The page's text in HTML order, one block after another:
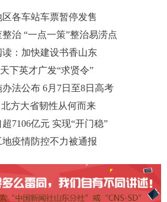
各车站车票暂停发售
治 “一点一策”整治易涝点
：加快建设书香山东
下英才广发“求贤令”
法公布 6月7日至8日高考
方大省韧性从何而来
7106亿元 实现“开门稳”
疫情防控不力被通报